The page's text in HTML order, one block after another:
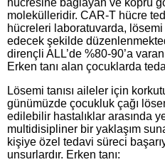
hücresine bağlayan ve köprü
molekülleridir. CAR-T hücre
hücreleri laboratuvarda,
edecek şekilde
dirençli ALL’de %80-90’a
Erken tanı alan çocuklarda
Lösemi tanısı aileler için
günümüzde çocukluk çağı
edilebilir hastalıklar arasında
multidisipliner bir yaklaşım
kişiye özel tedavi süreci
unsurlardır. Erken tanı: